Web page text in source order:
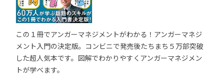
この１冊でアンガーマネジメントがわかる！アンガーマネジ
メント入門の決定版。コンビニで発売後たちまち５万部突破
した超人気本です。図解でわかりやすくアンガーマネジメン
トが学べます。